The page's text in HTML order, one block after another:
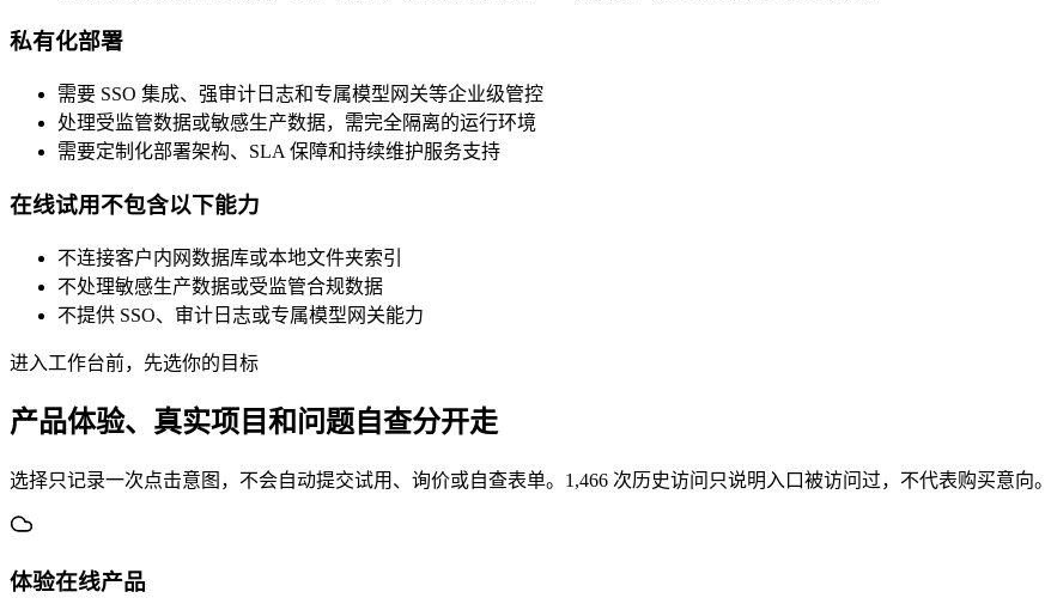
私有化部署
需要 SSO 集成、强审计日志和专属模型网关等企业级管控
处理受监管数据或敏感生产数据，需完全隔离的运行环境
需要定制化部署架构、SLA 保障和持续维护服务支持
在线试用不包含以下能力
不连接客户内网数据库或本地文件夹索引
不处理敏感生产数据或受监管合规数据
不提供 SSO、审计日志或专属模型网关能力
进入工作台前，先选你的目标
产品体验、真实项目和问题自查分开走
选择只记录一次点击意图，不会自动提交试用、询价或自查表单。1,466 次历史访问只说明入口被访问过，不代表购买意向。
体验在线产品